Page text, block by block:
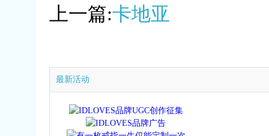
上一篇:卡地亚
最新活动